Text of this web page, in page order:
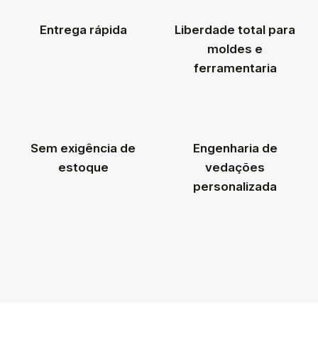
Entrega rápida
Liberdade total para
moldes e
ferramentaria
Sem exigência de
estoque
Engenharia de
vedações
personalizada